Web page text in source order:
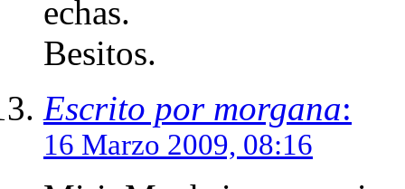
echas.
Besitos.
Escrito por morgana:
16 Marzo 2009, 08:16